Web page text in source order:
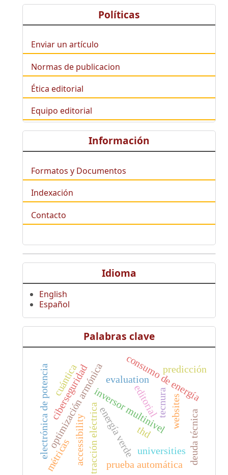
Políticas
Enviar un artículo
Normas de publicacion
Ética editorial
Equipo editorial
Información
Formatos y Documentos
Indexación
Contacto
Idioma
English
Español
Palabras clave
editorial tecnura
inversor multinivel
optimización armónica thd
electrónica de potencia tracción eléctricaenergía verde
consumo de energía
prueba automática
accessibility
evaluation
websites
universities
ciberseguridad
cuántica
métricas deuda técnica
predicción